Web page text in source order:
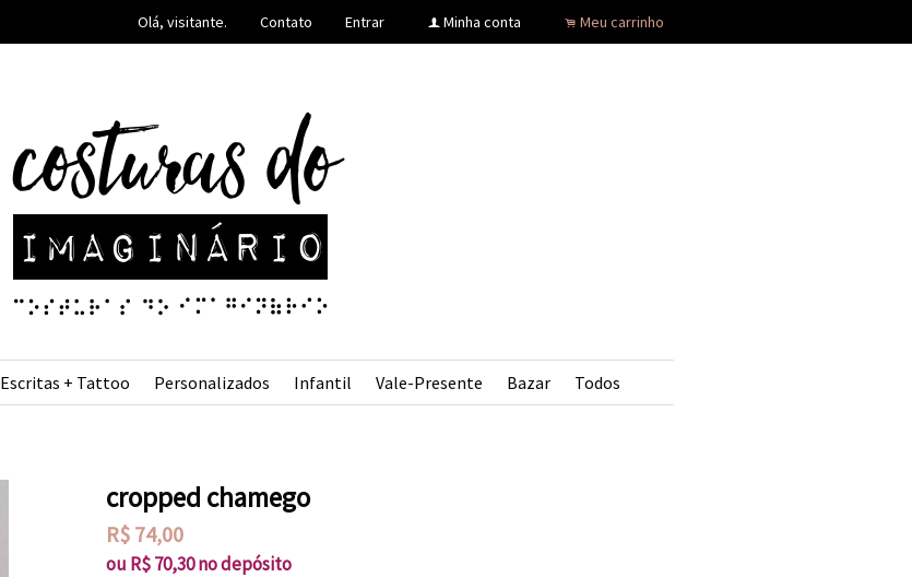
Olá, visitante. Contato Entrar f Minha conta . Meu carrinho
Escritas + Tattoo Personalizados Infantil Vale-Presente Bazar Todos
cropped chamego
R$ 74,00
ou R$70,30no depósito